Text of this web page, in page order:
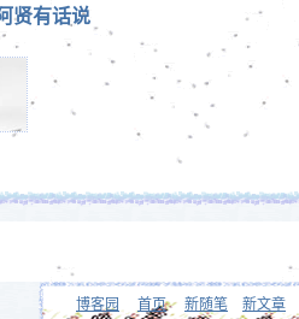
贤有话说
博客园 首页 新随笔 新文章